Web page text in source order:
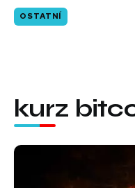
OSTATNÍ
kurz